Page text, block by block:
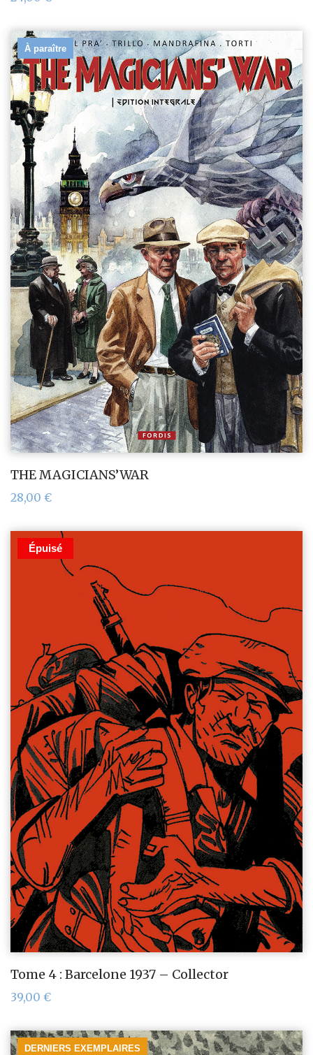
À paraître
THE MAGICIANS’WAR
28,00 €
Épuisé
Tome 4 : Barcelone 1937 – Collector
39,00 €
DERNIERS EXEMPLAIRES